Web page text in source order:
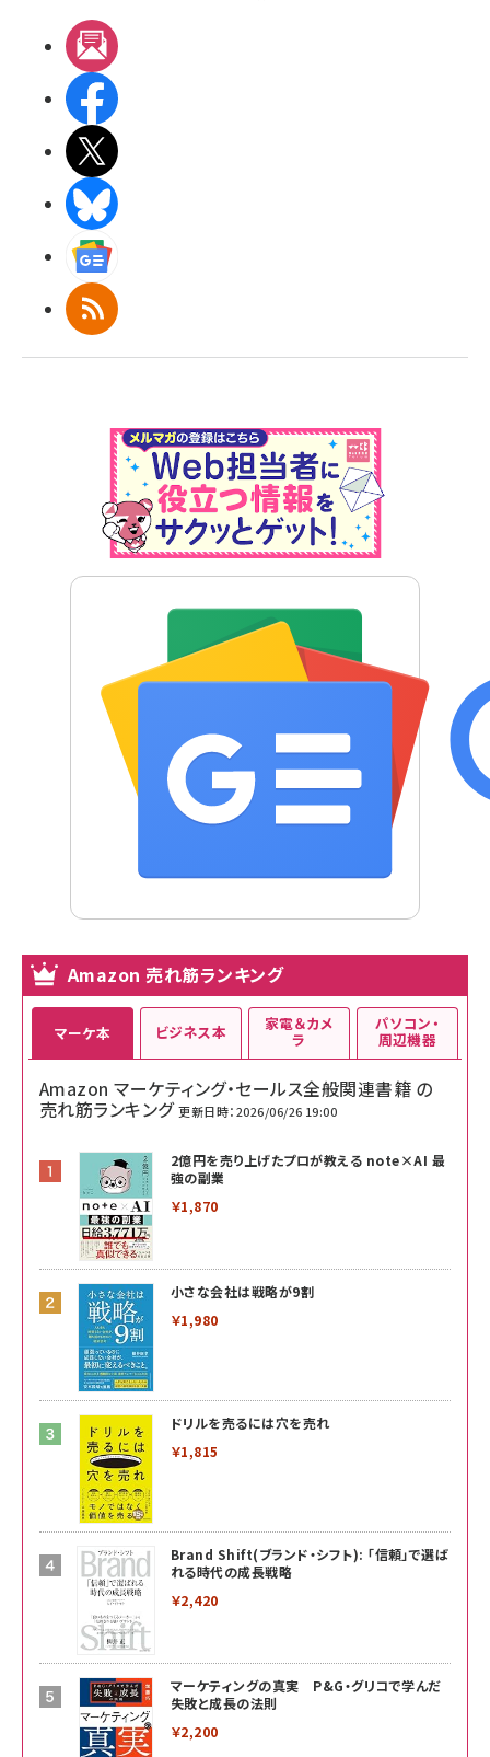
RSS
Amazon 売れ筋ランキング
マーケ本
Amazon マーケティング・セールス全般関連書籍 の
売れ筋ランキング 更新日時：2026/06/26 19:00
2億円を売り上げたプロが教える note×AI 最
強の副業
￥1,870
小さな会社は戦略が9割
￥1,980
ドリルを売るには穴を売れ
￥1,815
Brand Shift(ブランド・シフト): 「信頼」で選ば
れる時代の成長戦略
￥2,420
マーケティングの真実 P&G・グリコで学んだ
失敗と成長の法則
￥2,200
ビジネス本 家電＆カメ
ラ
パソコン・
周辺機器